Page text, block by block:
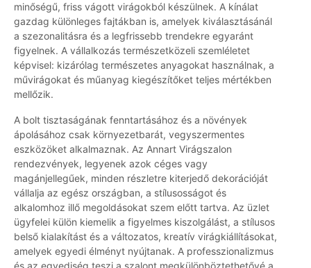
minőségű, friss vágott virágokból készülnek. A kínálat
gazdag különleges fajtákban is, amelyek kiválasztásánál
a szezonalitásra és a legfrissebb trendekre egyaránt
figyelnek. A vállalkozás természetközeli szemléletet
képvisel: kizárólag természetes anyagokat használnak, a
művirágokat és műanyag kiegészítőket teljes mértékben
mellőzik.
A bolt tisztaságának fenntartásához és a növények
ápolásához csak környezetbarát, vegyszermentes
eszközöket alkalmaznak. Az Annart Virágszalon
rendezvények, legyenek azok céges vagy
magánjellegűek, minden részletre kiterjedő dekorációját
vállalja az egész országban, a stílusosságot és
alkalomhoz illő megoldásokat szem előtt tartva. Az üzlet
ügyfelei külön kiemelik a figyelmes kiszolgálást, a stílusos
belső kialakítást és a változatos, kreatív virágkiállításokat,
amelyek egyedi élményt nyújtanak. A professzionalizmus
és az egyediség teszi a szalont megkülönböztethetővé a